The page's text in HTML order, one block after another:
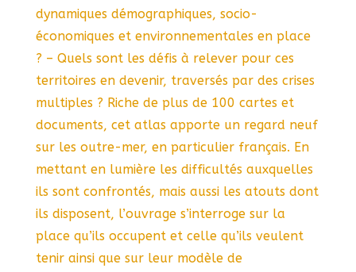
dynamiques démographiques, socio-
économiques et environnementales en place
? – Quels sont les défis à relever pour ces
territoires en devenir, traversés par des crises
multiples ? Riche de plus de 100 cartes et
documents, cet atlas apporte un regard neuf
sur les outre-mer, en particulier français. En
mettant en lumière les difficultés auxquelles
ils sont confrontés, mais aussi les atouts dont
ils disposent, l’ouvrage s’interroge sur la
place qu’ils occupent et celle qu’ils veulent
tenir ainsi que sur leur modèle de